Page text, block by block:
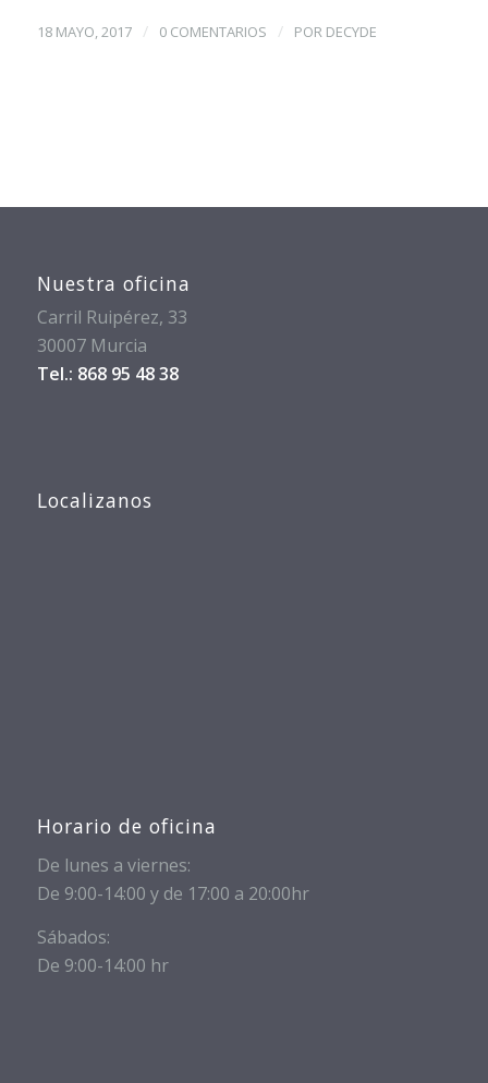
18 MAYO, 2017 / 0 COMENTARIOS / POR DECYDE
Nuestra oficina
Carril Ruipérez, 33
30007 Murcia
Tel.: 868 95 48 38
Localizanos
Horario de oficina
De lunes a viernes:
De 9:00-14:00 y de 17:00 a 20:00hr
Sábados:
De 9:00-14:00 hr